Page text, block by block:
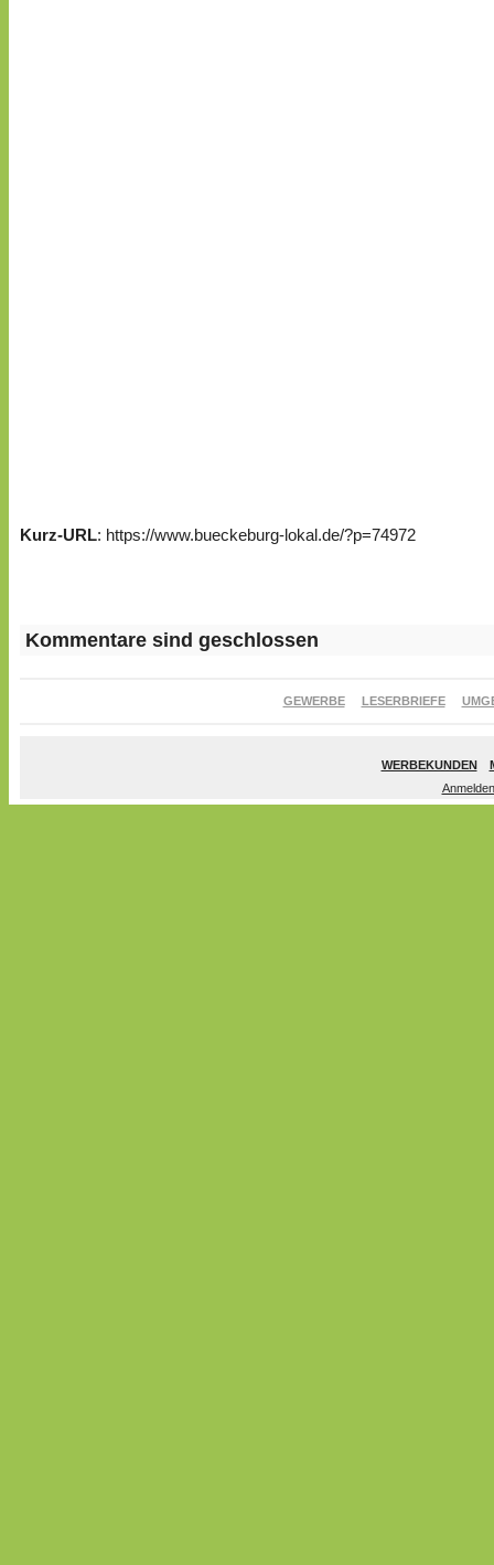
Kurz-URL: https://www.bueckeburg-lokal.de/?p=74972
Kommentare sind geschlossen
GEWERBE LESERBRIEFE
WERBEKUNDEN
Anmelden